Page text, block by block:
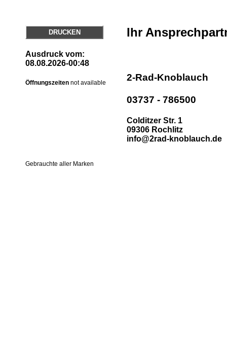
DRUCKEN
Ausdruck vom:
08.08.2026-00:48
Öffnungszeiten not available
Ihr
2-Rad-Knoblauch
03737 - 786500
Colditzer Str. 1
09306 Rochlitz
info@2rad-knoblauch.de
Gebrauchte aller Marken